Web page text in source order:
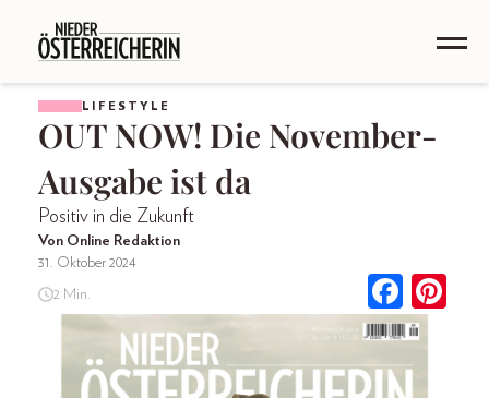
LIFESTYLE
OUT NOW! Die November-
Ausgabe ist da
Positiv in die Zukunft
Von Online Redaktion
31. Oktober 2024
2 Min.